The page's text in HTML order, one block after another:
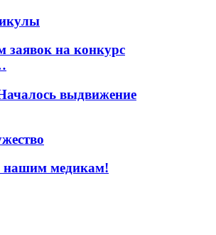
заявок на конкурс
выдвижение
нашим медикам!